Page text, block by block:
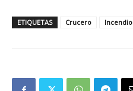
ETIQUETAS Crucero Incendio